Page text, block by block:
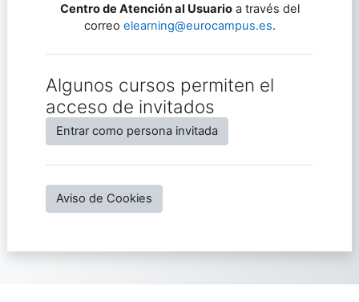
Centro de Atención al Usuarioa través del
correo elearning@eurocampus.es.
Algunos cursos permiten el
acceso de invitados
Entrar como persona invitada
Aviso de Cookies